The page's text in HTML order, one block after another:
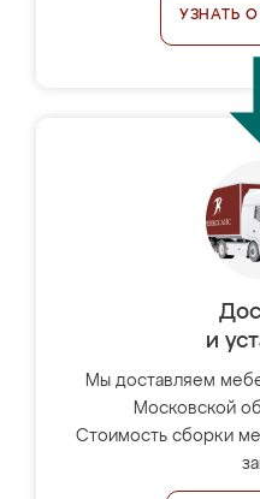
УЗНАТЬ
и
Мы доставляем
Московской
Стоимость сборки